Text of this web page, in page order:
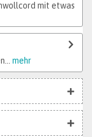
mit etwas
mehr